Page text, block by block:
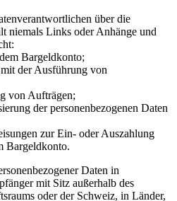
über die
niemals Links oder Anhänge und
Bargeldkonto;
der Ausführung von
von Aufträgen;
der personenbezogenen Daten
zur Ein- oder Auszahlung
Bargeldkonto.
Daten in
mit Sitz außerhalb des
oder der Schweiz, in Länder,